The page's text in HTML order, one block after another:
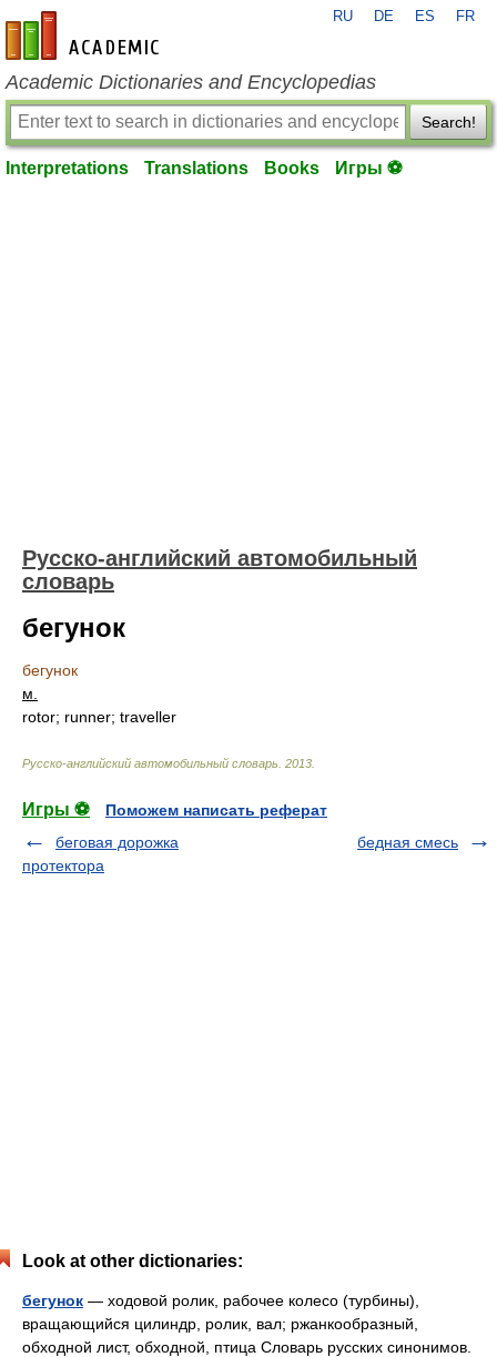
en-academic.com
RU DE ES FR
Academic Dictionaries and Encyclopedias
Search!
Interpretations Translations Books Игры ⚽
Русско-английский автомобильный
словарь
бегунок
бегунок
м.
rotor; runner; traveller
Русско-английский автомобильный словарь 2013
Игры ⚽
Поможем написать реферат
беговая дорожка
протектора
бедная смесь
Look at other dictionaries:
бегунок — ходовой ролик, рабочее колесо (турбины),
вращающийся цилиндр, ролик, вал; ржанкообразный,
обходной лист, обходной, птица Словарь русских синонимов.